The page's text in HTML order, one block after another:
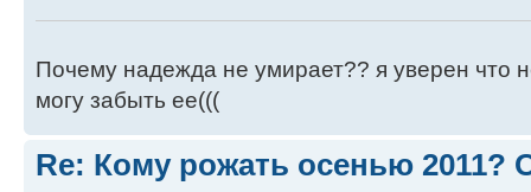
Почему надежда не умирает?? я уверен что
могу забыть ее(((
Re: Кому рожать осенью 2011?